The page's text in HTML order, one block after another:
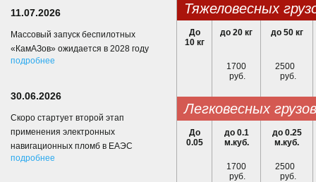
тяжеловесных
До
10 кг
до 20 кг до 50 кг
1700
руб.
2500
руб.
легковесных грузов
До
0.05
до 0.1
м.куб.
до 0.25
м.куб.
1700
руб.
2500
руб.
11.07.2026
Массовый запуск беспилотных
«КамАЗов» ожидается в 2028 году
подробнее
30.06.2026
Скоро стартует второй этап
применения электронных
навигационных пломб в ЕАЭС
подробнее